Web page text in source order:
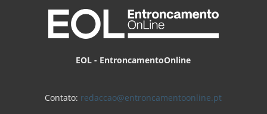
EOL - EntroncamentoOnline
Contato: redaccao@entroncamentoonline.pt